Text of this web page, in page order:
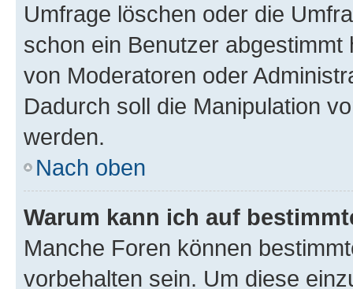
Umfrage löschen oder die
schon ein Benutzer
von Moderatoren oder
Dadurch soll die Manipulation
werden.
Nach oben
Warum kann ich auf
Manche Foren können
vorbehalten sein. Um diese